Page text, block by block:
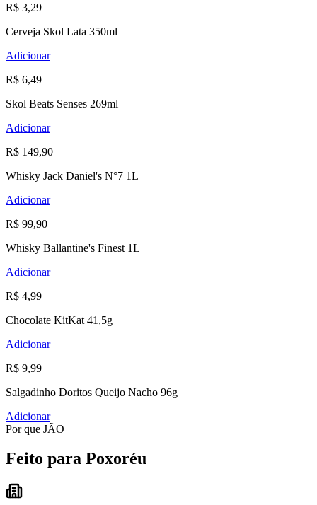
R$ 3,29
Cerveja Skol Lata 350ml
Adicionar
R$ 6,49
Skol Beats Senses 269ml
Adicionar
R$ 149,90
Whisky Jack Daniel's N°7 1L
Adicionar
R$ 99,90
Whisky Ballantine's Finest 1L
Adicionar
R$ 4,99
Chocolate KitKat 41,5g
Adicionar
R$ 9,99
Salgadinho Doritos Queijo Nacho 96g
Adicionar
Por que JÃO
Feito para Poxoréu